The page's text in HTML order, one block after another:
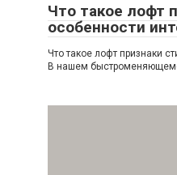
Что такое лофт
особенности
Что такое лофт признаки
В нашем